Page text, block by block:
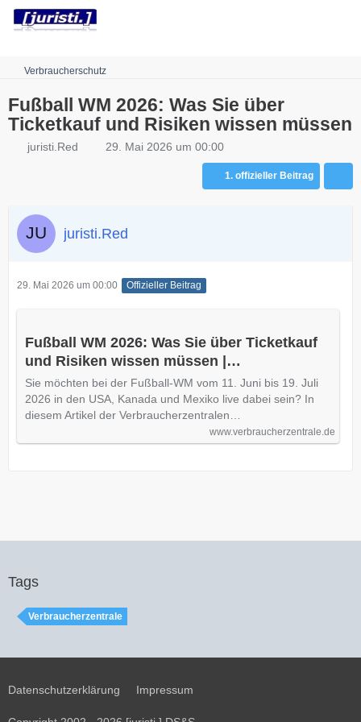
Robots.txt
Verbraucherschutz
Fußball WM 2026: Was Sie über
Ticketkauf und Risiken wissen müssen
juristi.Red 29. Mai 2026 um 00:00
1. offizieller Beitrag
juristi.Red
29. Mai 2026 um 00:00 Offizieller Beitrag
Fußball WM 2026: Was Sie über Ticketkauf
und Risiken wissen müssen |
Verbraucherzentrale.de
Sie möchten bei der Fußball-WM vom 11. Juni bis 19. Juli
2026 in den USA, Kanada und Mexiko live dabei sein? In
diesem Artikel der Verbraucherzentralen…
www.verbraucherzentrale.de
Tags
Verbraucherzentrale
Datenschutzerklärung Impressum